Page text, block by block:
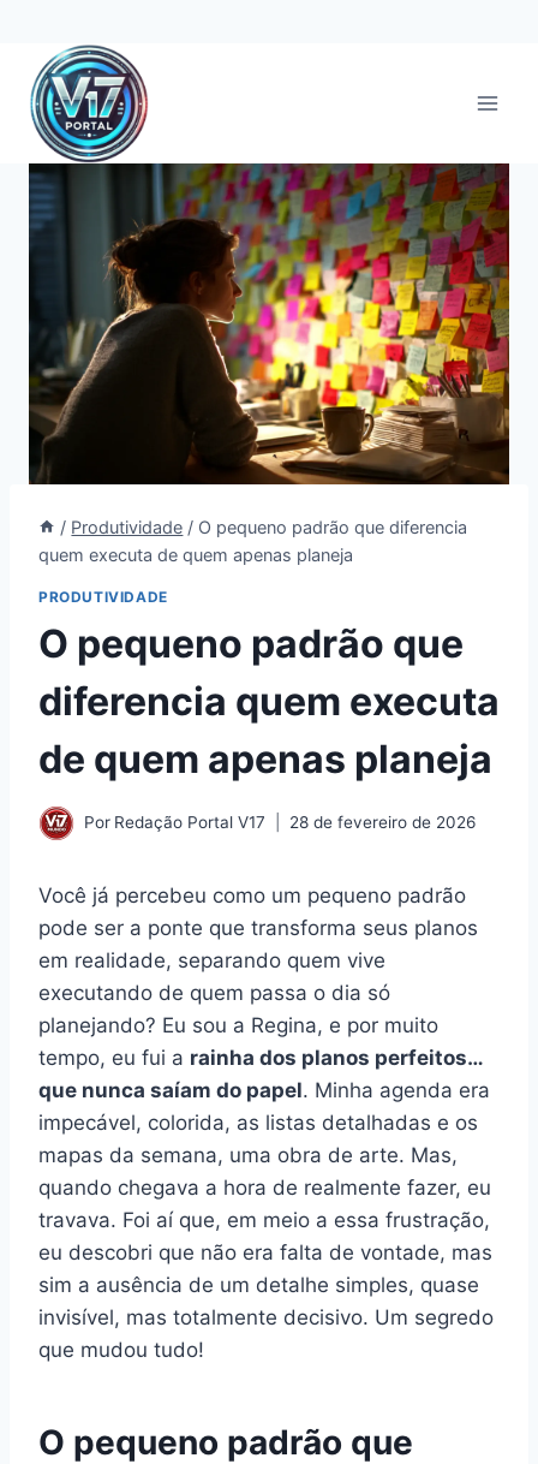
Pular
para
Conteúdo
/ Produtividade / O pequeno padrão que diferencia
quem executa de quem apenas planeja
PRODUTIVIDADE
O pequeno padrão que
diferencia quem executa
de quem apenas planeja
Por Redação Portal V17 28 de fevereiro de 2026
Você já percebeu como um pequeno padrão
pode ser a ponte que transforma seus planos
em realidade, separando quem vive
executando de quem passa o dia só
planejando? Eu sou a Regina, e por muito
tempo, eu fui a rainha dos planos perfeitos…
que nunca saíam do papel. Minha agenda era
impecável, colorida, as listas detalhadas e os
mapas da semana, uma obra de arte. Mas,
quando chegava a hora de realmente fazer, eu
travava. Foi aí que, em meio a essa frustração,
eu descobri que não era falta de vontade, mas
sim a ausência de um detalhe simples, quase
invisível, mas totalmente decisivo. Um segredo
que mudou tudo!
O pequeno padrão que